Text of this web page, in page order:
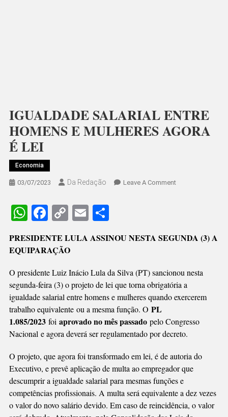
IGUALDADE SALARIAL ENTRE
HOMENS E MULHERES AGORA
É LEI
Economia
03/07/2023 Da Redação Leave A CommentOn
E
É
LEI
WhatsApp
Facebook
CopyEmail
PRESIDENTE LULA ASSINOU NESTA SEGUNDA (3) A
EQUIPARAÇÃO
O presidente Luiz Inácio Lula da Silva (PT) sancionou nesta
segunda-feira (3) o projeto de lei que torna obrigatória a
igualdade salarial entre homens e mulheres quando exercerem
trabalho equivalente ou a mesma função. O PL
1.085/2023foi aprovado no mês passadopelo Congresso
Nacional e agora deverá ser regulamentado por decreto.
O projeto, que agora foi transformado em lei, é de autoria do
Executivo, e prevê aplicação de multa ao empregador que
descumprir a igualdade salarial para mesmas funções e
competências profissionais. A multa será equivalente a dez vezes
o valor do novo salário devido. Em caso de reincidência, o valor